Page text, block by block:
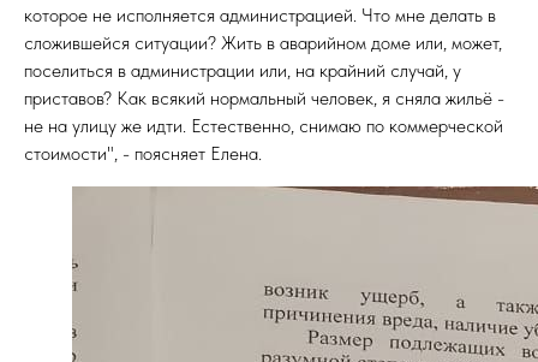
которое не исполняется администрацией. Что мне делать в
сложившейся ситуации? Жить в аварийном доме или, может,
поселиться в администрации или, на крайний случай, у
приставов? Как всякий нормальный человек, я сняла жильё -
не на улицу же идти. Естественно, снимаю по коммерческой
стоимости", - поясняет Елена.